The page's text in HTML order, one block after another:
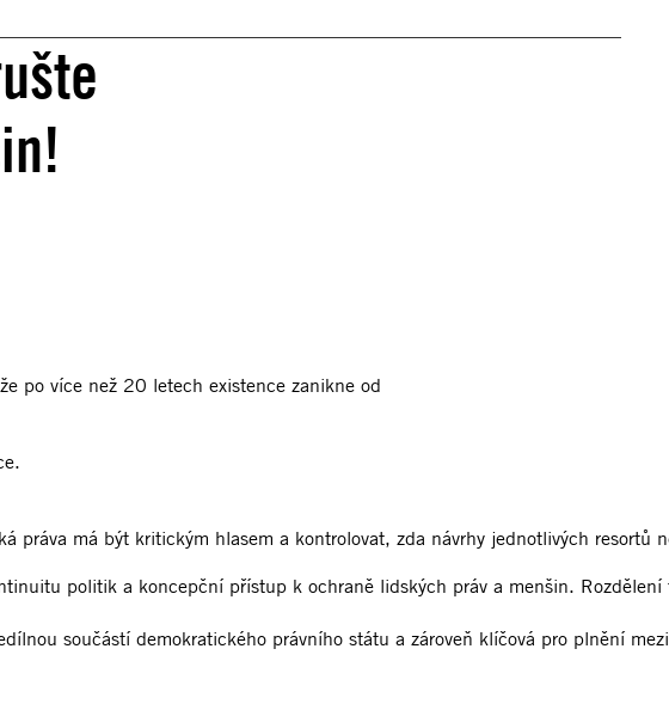
po více než 20 letech existence zanikne od
má být kritickým hlasem a kontrolovat, zda návrhy jednotlivých
politik a koncepční přístup k ochraně lidských práv a menšin.
součástí demokratického právního státu a zároveň klíčová pro plnění